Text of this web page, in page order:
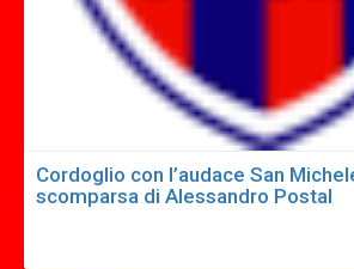
Cordoglio con l’audace San
scomparsa di Alessandro Postal